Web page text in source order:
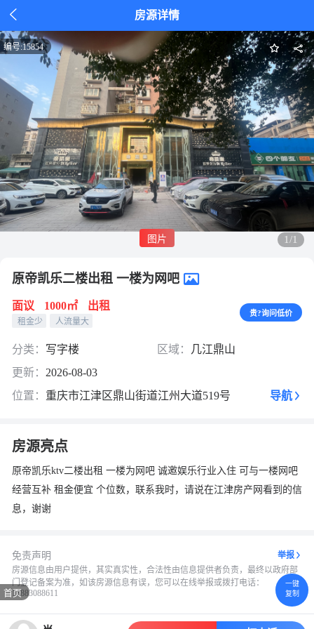
 房源详情
1/1
图片
编号:15854
原帝凯乐二楼出租 一楼为网吧
面议 1000㎡ 出租
租金少 人流量大
贵?询问低价
分类： 写字楼 区域：
几江鼎山
更新： 2026-08-03
位置： 重庆市江津区鼎山街道江州大道519号 导航
房源亮点
原帝凯乐ktv二楼出租 一楼为网吧 诚邀娱乐行业入住 可与一楼网吧
经营互补 租金便宜 个位数，联系我时，请说在江津房产网看到的信
息，谢谢
免责声明
举报
房源信息由用户提供，其实真实性，合法性由信息提供者负责，最终以政府部
门登记备案为准，如该房源信息有误，您可以在线举报或拨打电话：
13883088611
首页
一键
复制